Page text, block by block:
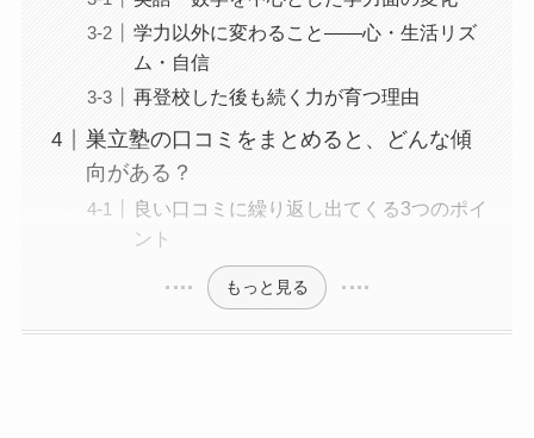
学力以外に変わること――心・生活リズ
ム・自信
再登校した後も続く力が育つ理由
巣立塾の口コミをまとめると、どんな傾
向がある？
良い口コミに繰り返し出てくる3つのポイ
ント
もっと見る